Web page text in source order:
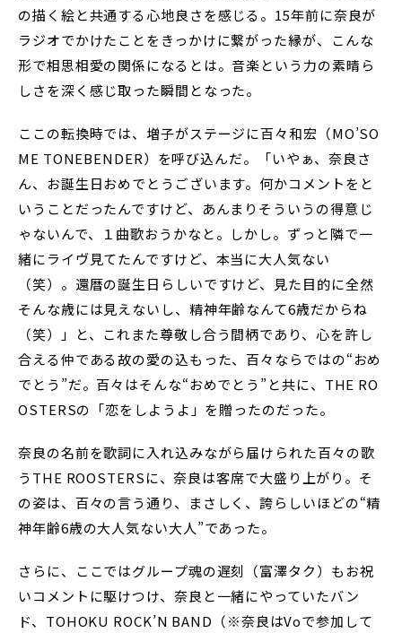
の描く絵と共通する心地良さを感じる。15年前に奈良が
ラジオでかけたことをきっかけに繋がった縁が、こんな
形で相思相愛の関係になるとは。音楽という力の素晴ら
しさを深く感じ取った瞬間となった。
ここの転換時では、増子がステージに百々和宏（MO’SO
ME TONEBENDER）を呼び込んだ。「いやぁ、奈良さ
ん、お誕生日おめでとうございます。何かコメントをと
いうことだったんですけど、あんまりそういうの得意じ
ゃないんで、１曲歌おうかなと。しかし。ずっと隣で一
緒にライヴ見てたんですけど、本当に大人気ない
（笑）。還暦の誕生日らしいですけど、見た目的に全然
そんな歳には見えないし、精神年齢なんて6歳だからね
（笑）」と、これまた尊敬し合う間柄であり、心を許し
合える仲である故の愛の込もった、百々ならではの“おめ
でとう”だ。百々はそんな“おめでとう”と共に、THE RO
OSTERSの「恋をしようよ」を贈ったのだった。
奈良の名前を歌詞に入れ込みながら届けられた百々の歌
うTHE ROOSTERSに、奈良は客席で大盛り上がり。そ
の姿は、百々の言う通り、まさしく、誇らしいほどの“精
神年齢6歳の大人気ない大人”であった。
さらに、ここではグループ魂の遅刻（富澤タク）もお祝
いコメントに駆けつけ、奈良と一緒にやっていたバン
ド、TOHOKU ROCK’N BAND（※奈良はVoで参加して